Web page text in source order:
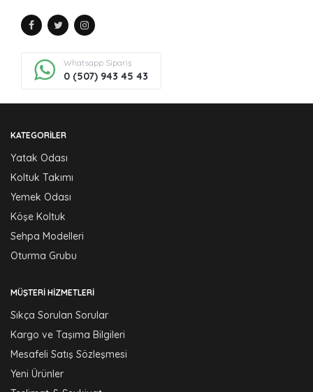
Whatsapp Sipariş
0 (507) 943 45 43
KATEGORILER
Yatak Odası
Koltuk Takımı
Yemek Odası
Köşe Koltuk
Sehpa Modelleri
Oturma Grubu
MÜŞTERI HIZMETLERI
Sıkça Sorulan Sorular
Kargo ve Taşıma Bilgileri
Mesafeli Satış Sözleşmesi
Yeni Ürünler